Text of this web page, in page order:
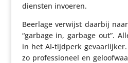
diensten invoeren.
Beerlage verwijst daarbij
“garbage in, garbage out”.
in het AI-tijdperk
zo profes­si­o­neel en